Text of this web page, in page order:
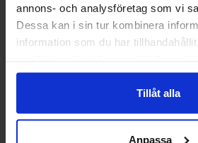
annons- och analysföretag som vi
Dessa kan i sin tur kombinera
information som du har
Tillåt alla
Anpassa
45.90 kr
Kjøp